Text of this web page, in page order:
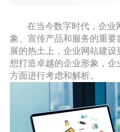
在当今数字时代，企业
象、宣传产品和服务的重
展的热土上，企业网站建
想打造卓越的企业形象，企
方面进行考虑和解析。